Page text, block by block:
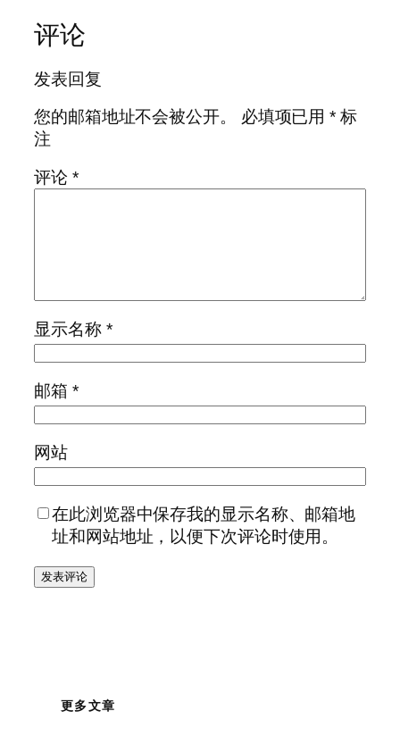
评论
发表回复
您的邮箱地址不会被公开。
必填项已用* 标
注
评论 *
显示名称 *
邮箱 *
网站
在此浏览器中保存我的显示名称、邮箱地
址和网站地址，以便下次评论时使用。
更多文章